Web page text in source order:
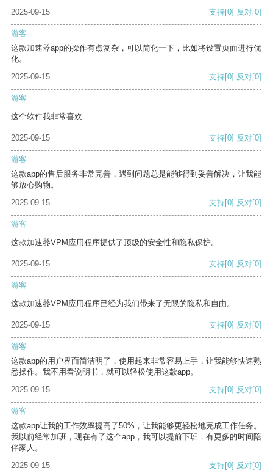
2025-09-15
支持[0] 反对[0]
游客
这款加速器app的操作有点复杂，可以简化一下，比如将设置页面进行优
化。
2025-09-15
支持[0] 反对[0]
游客
这个软件我非常喜欢
2025-09-15 支持[0] 反对[0]
游客
这款app的售后服务非常完善，遇到问题总是能够得到妥善解决，让我能
够放心购物。
2025-09-15
支持[0] 反对[0]
游客
这款加速器VPM应用程序提供了顶级的安全性和隐私保护。
2025-09-15 支持[0] 反对[0]
游客
这款加速器VPM应用程序已经为我们带来了无限的隐私和自由。
2025-09-15 支持[0] 反对[0]
游客
这款app的用户界面简洁明了，使用起来非常容易上手，让我能够快速熟
悉操作。我不用看说明书，就可以轻松使用这款app。
2025-09-15
支持[0] 反对[0]
游客
这款app让我的工作效率提高了50%，让我能够更轻松地完成工作任务。
我以前经常加班，现在有了这个app，我可以提前下班，有更多的时间陪
伴家人。
2025-09-15
支持[0] 反对[0]